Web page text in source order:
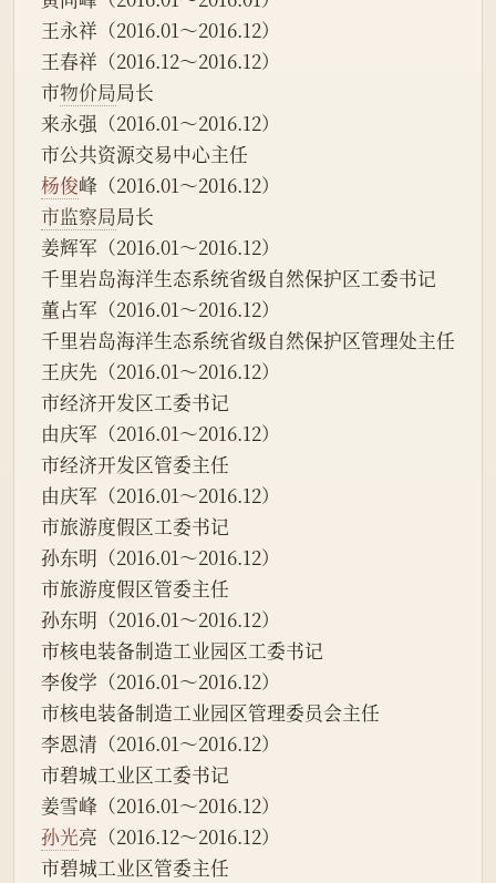
王永祥（2016.01～2016.12）
王春祥（2016.12～2016.12）
市物价局局长
来永强（2016.01～2016.12）
市公共资源交易中心主任
杨俊峰（2016.01～2016.12）
市监察局局长
姜辉军（2016.01～2016.12）
千里岩岛海洋生态系统省级自然保护区工委书记
董占军（2016.01～2016.12）
千里岩岛海洋生态系统省级自然保护区管理处主任
王庆先（2016.01～2016.12）
市经济开发区工委书记
由庆军（2016.01～2016.12）
市经济开发区管委主任
由庆军（2016.01～2016.12）
市旅游度假区工委书记
孙东明（2016.01～2016.12）
市旅游度假区管委主任
孙东明（2016.01～2016.12）
市核电装备制造工业园区工委书记
李俊学（2016.01～2016.12）
市核电装备制造工业园区管理委员会主任
李恩清（2016.01～2016.12）
市碧城工业区工委书记
姜雪峰（2016.01～2016.12）
孙光亮（2016.12～2016.12）
市碧城工业区管委主任